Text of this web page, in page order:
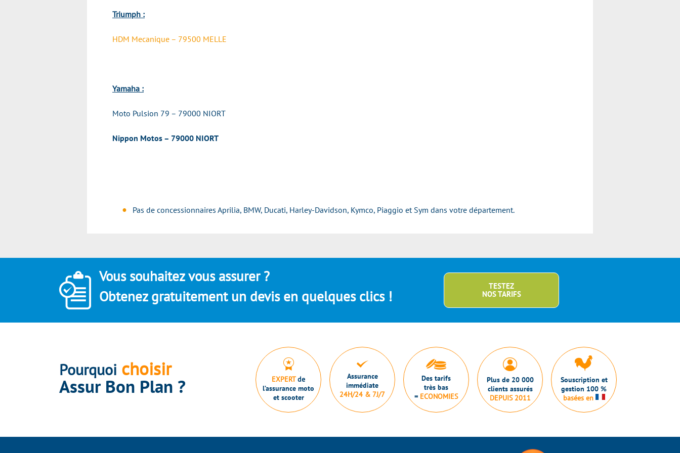
Triumph :
HDM Mecanique – 79500 MELLE
Yamaha :
Moto Pulsion 79 – 79000 NIORT
Nippon Motos – 79000 NIORT
Pas de concessionnaires Aprilia, BMW, Ducati, Harley-Davidson, Kymco, Piaggio et Sym dans votre département.
Vous souhaitez vous assurer ?
Obtenez gratuitement un devis en quelques clics !
TESTEZ
NOS TARIFS
Pourquoi choisir
Assur Bon Plan ? EXPERTde
l’assurance moto
et scooter
Assurance
immédiate
24H/24 & 7J/7
Des tarifs
très bas
= ECONOMIES
Plus de 20 000
clients assurés
DEPUIS 2011
Souscription et
gestion 100 %
basées en